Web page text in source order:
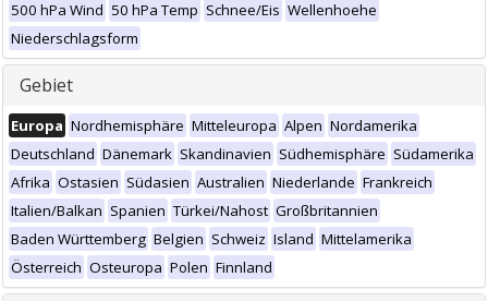
500 hPa Wind 50 hPa Temp Schnee/Eis Wellenhoehe
Niederschlagsform
Gebiet
Europa Nordhemisphäre Mitteleuropa Alpen Nordamerika
Deutschland Dänemark Skandinavien Südhemisphäre Südamerika
Afrika Ostasien Südasien Australien Niederlande Frankreich
Italien/Balkan Spanien Türkei/Nahost Großbritannien
Baden Württemberg Belgien Schweiz Island Mittelamerika
Österreich Osteuropa Polen Finnland